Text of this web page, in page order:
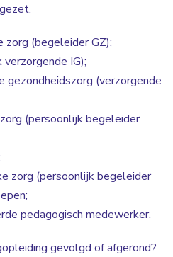
(begeleider GZ);
IG);
gezondheidszorg (verzorgende
(persoonlijk begeleider
zorg (persoonlijk begeleider
pedagogisch medewerker.
gevolgd of afgerond?